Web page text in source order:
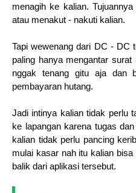
menagih ke kalian.
atau menakut - nakuti kalian.
Tapi wewenang dari DC - DC
paling hanya mengantar
nggak tenang gitu aja dan
pembayaran hutang.
Jadi intinya kalian tidak perlu
ke lapangan karena tugas
kalian tidak perlu pancing
mulai kasar nah itu kalian
balik dari aplikasi tersebut.